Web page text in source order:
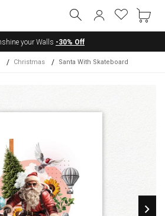
your Walls -30% Off
Christmas Santa With Skateboard